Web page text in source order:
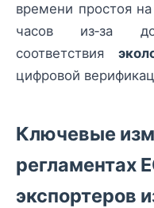
времени простоя
часов из‑за
соответствия
цифровой
Ключевые
регламентах
экспортеров